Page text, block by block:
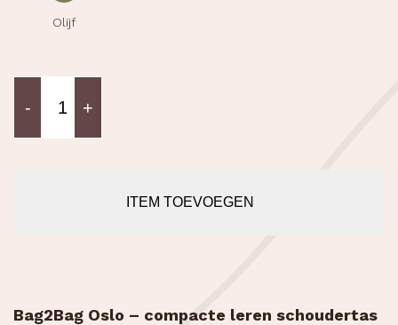
- +
ITEM TOEVOEGEN
Bag2Bag Oslo – compacte leren schoudertas